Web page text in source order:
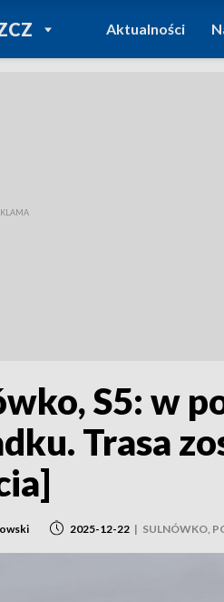
POWRÓT DO
REGIONY
Aktualności
S5: w
Trasa
2025-12-22 | SULNÓWKO,